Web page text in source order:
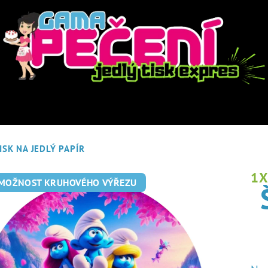
NA JEDLÝ PAPÍR
1X
KRUHOVÉHO VÝŘEZU